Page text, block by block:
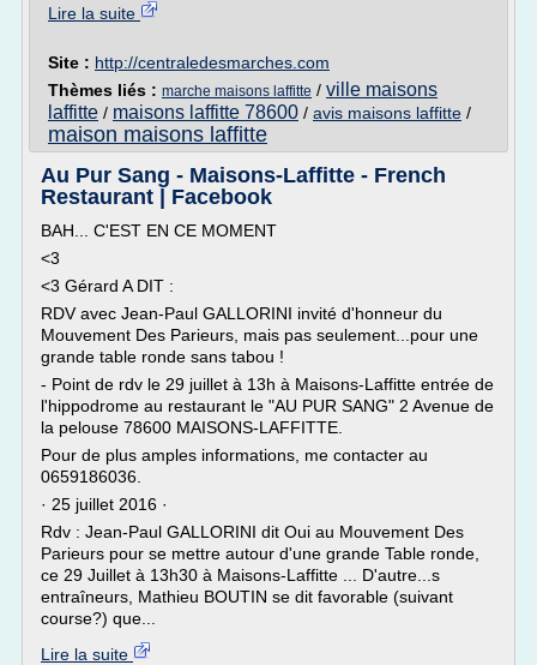
Lire la suite
Site : http://centraledesmarches.com
Thèmes liés : marche maisons laffitte / ville maisons
laffitte / maisons laffitte 78600 / avis maisons laffitte /
maison maisons laffitte
Au Pur Sang - Maisons-Laffitte - French
Restaurant | Facebook
BAH... C'EST EN CE MOMENT
<3
<3 Gérard A DIT :
RDV avec Jean-Paul GALLORINI invité d'honneur du
Mouvement Des Parieurs, mais pas seulement...pour une
grande table ronde sans tabou !
- Point de rdv le 29 juillet à 13h à Maisons-Laffitte entrée de
l'hippodrome au restaurant le "AU PUR SANG" 2 Avenue de
la pelouse 78600 MAISONS-LAFFITTE.
Pour de plus amples informations, me contacter au
0659186036.
· 25 juillet 2016 ·
Rdv : Jean-Paul GALLORINI dit Oui au Mouvement Des
Parieurs pour se mettre autour d'une grande Table ronde,
ce 29 Juillet à 13h30 à Maisons-Laffitte ... D'autre...s
entraîneurs, Mathieu BOUTIN se dit favorable (suivant
course?) que...
Lire la suite